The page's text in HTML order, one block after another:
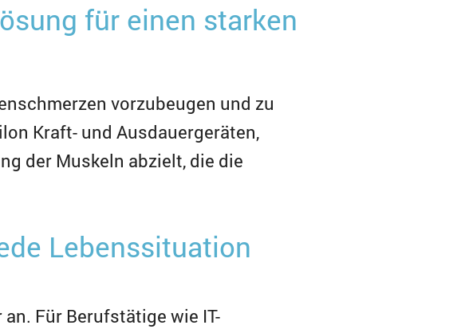
für einen starken
vorzubeugen und zu
Kraft- und Ausdauergeräten,
der Muskeln abzielt, die die
Lebenssituation
Für Berufstätige wie IT-